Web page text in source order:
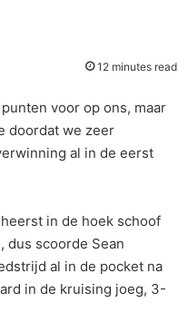
12 minutes read
voor op ons, maar
doordat we zeer
al in de eerst
in de hoek schoof
dus scoorde Sean
al in de pocket na
in de kruising joeg, 3-